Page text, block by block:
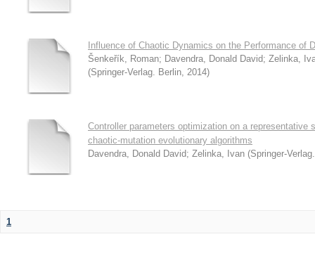
Influence of Chaotic Dynamics on the Performance of
Šenkeřík, Roman; Davendra, Donald David; Zelinka,
(Springer-Verlag. Berlin, 2014)
Controller parameters optimization on a
chaotic-mutation evolutionary algorithms
Davendra, Donald David; Zelinka, Ivan (Springer-
1